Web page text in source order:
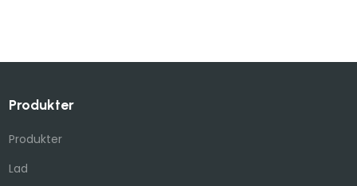
Produkter
Produkter
Lad